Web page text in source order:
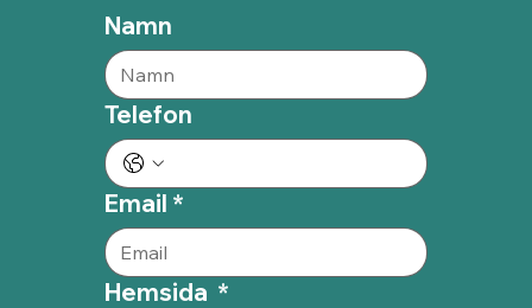
Namn
Telefon
Email *
Hemsida *